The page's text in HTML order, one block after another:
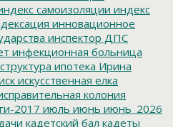
самоизоляции индекс
инновационное
инспектор ДПС
инфекционная больница
ипотека Ирина
искусственная елка
колония
2017 июль июнь июнь_2026
кадетский бал кадеты